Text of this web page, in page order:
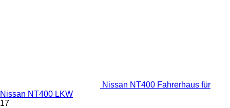
Nissan NT400 Fahrerhaus für
Nissan NT400 LKW
17